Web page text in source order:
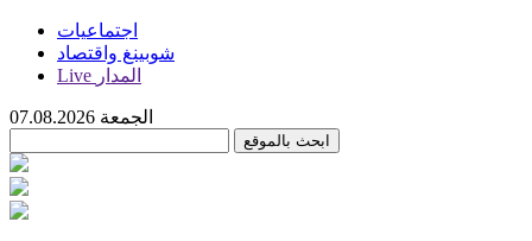
اجتماعيات
شوبينغ واقتصاد
Live المدار